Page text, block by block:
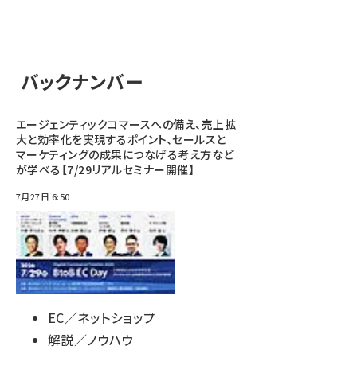
バックナンバー
エージェンティックコマースへの備え、売上拡
大と効率化を実現するポイント、セールスと
マーケティングの成果につなげる考え方など
が学べる【7/29リアルセミナー開催】
7月27日 6:50
EC／ネットショップ
解説／ノウハウ